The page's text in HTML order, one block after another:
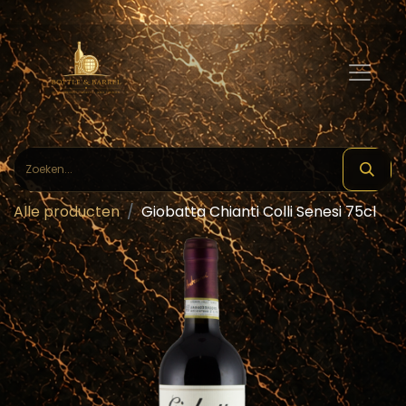
Alle producten Giobatta Chianti Colli Senesi 75cl